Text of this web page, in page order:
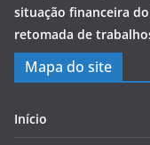
situação financeira
retomada de
Mapa do site
Início